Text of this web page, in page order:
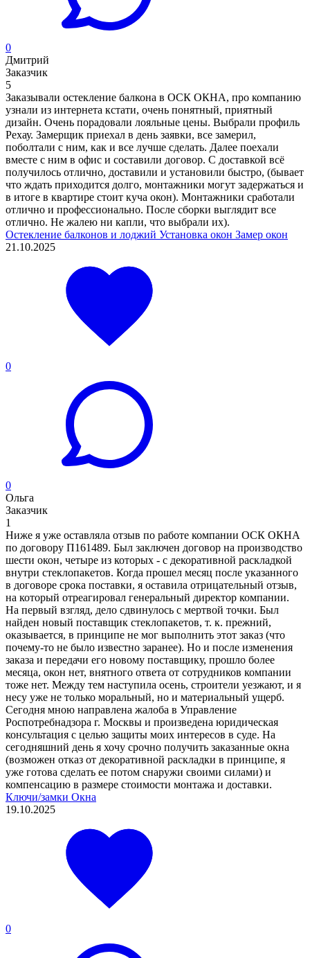
0
Дмитрий
Заказчик
5
Заказывали остекление балкона в ОСК ОКНА, про компанию
узнали из интернета кстати, очень понятный, приятный
дизайн. Очень порадовали лояльные цены. Выбрали профиль
Рехау. Замерщик приехал в день заявки, все замерил,
поболтали с ним, как и все лучше сделать. Далее поехали
вместе с ним в офис и составили договор. С доставкой всё
получилось отлично, доставили и установили быстро, (бывает
что ждать приходится долго, монтажники могут задержаться и
в итоге в квартире стоит куча окон). Монтажники сработали
отлично и профессионально. После сборки выглядит все
отлично. Не жалею ни капли, что выбрали их).
Остекление балконов и лоджий Установка окон Замер окон
21.10.2025
0
0
Ольга
Заказчик
1
Ниже я уже оставляла отзыв по работе компании ОСК ОКНА
по договору П161489. Был заключен договор на производство
шести окон, четыре из которых - с декоративной раскладкой
внутри стеклопакетов. Когда прошел месяц после указанного
в договоре срока поставки, я оставила отрицательный отзыв,
на который отреагировал генеральный директор компании.
На первый взгляд, дело сдвинулось с мертвой точки. Был
найден новый поставщик стеклопакетов, т. к. прежний,
оказывается, в принципе не мог выполнить этот заказ (что
почему-то не было известно заранее). Но и после изменения
заказа и передачи его новому поставщику, прошло более
месяца, окон нет, внятного ответа от сотрудников компании
тоже нет. Между тем наступила осень, строители уезжают, и я
несу уже не только моральный, но и материальный ущерб.
Сегодня мною направлена жалоба в Управление
Роспотребнадзора г. Москвы и произведена юридическая
консультация с целью защиты моих интересов в суде. На
сегодняшний день я хочу срочно получить заказанные окна
(возможен отказ от декоративной раскладки в принципе, я
уже готова сделать ее потом снаружи своими силами) и
компенсацию в размере стоимости монтажа и доставки.
Ключи/замки Окна
19.10.2025
0